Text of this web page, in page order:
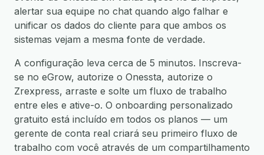
alertar sua equipe no chat quando algo falhar e
unificar os dados do cliente para que ambos os
sistemas vejam a mesma fonte de verdade.
A configuração leva cerca de 5 minutos. Inscreva-
se no eGrow, autorize o Onessta, autorize o
Zrexpress, arraste e solte um fluxo de trabalho
entre eles e ative-o. O onboarding personalizado
gratuito está incluído em todos os planos — um
gerente de conta real criará seu primeiro fluxo de
trabalho com você através de um compartilhamento